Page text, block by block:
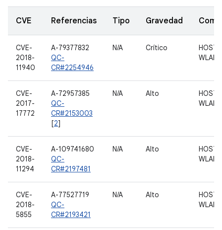
CVE Referencias Tipo Gravedad
CVE-
2018-
11940
A-79377832
QC-
CR#2254946
N/A Crítico
HOST
WLAN
CVE-
2017-
17772
A-72957385
QC-
CR#2153003
[2]
N/A Alto
HOST
WLAN
CVE-
2018-
11294
A-109741680
QC-
CR#2197481
N/A Alto
HOST
WLAN
CVE-
2018-
5855
A-77527719
QC-
CR#2193421
N/A Alto
HOST
WLAN